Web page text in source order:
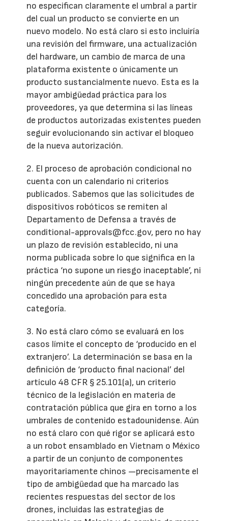
no especifican claramente el umbral a partir
del cual un producto se convierte en un
nuevo modelo. No está claro si esto incluiría
una revisión del firmware, una actualización
del hardware, un cambio de marca de una
plataforma existente o únicamente un
producto sustancialmente nuevo. Esta es la
mayor ambigüedad práctica para los
proveedores, ya que determina si las líneas
de productos autorizadas existentes pueden
seguir evolucionando sin activar el bloqueo
de la nueva autorización.
2. El proceso de aprobación condicional no
cuenta con un calendario ni criterios
publicados. Sabemos que las solicitudes de
dispositivos robóticos se remiten al
Departamento de Defensa a través de
conditional-approvals@fcc.gov, pero no hay
un plazo de revisión establecido, ni una
norma publicada sobre lo que significa en la
práctica ‘no supone un riesgo inaceptable’, ni
ningún precedente aún de que se haya
concedido una aprobación para esta
categoría.
3. No está claro cómo se evaluará en los
casos límite el concepto de ‘producido en el
extranjero’. La determinación se basa en la
definición de ‘producto final nacional’ del
artículo 48 CFR § 25.101(a), un criterio
técnico de la legislación en materia de
contratación pública que gira en torno a los
umbrales de contenido estadounidense. Aún
no está claro con qué rigor se aplicará esto
a un robot ensamblado en Vietnam o México
a partir de un conjunto de componentes
mayoritariamente chinos —precisamente el
tipo de ambigüedad que ha marcado las
recientes respuestas del sector de los
drones, incluidas las estrategias de